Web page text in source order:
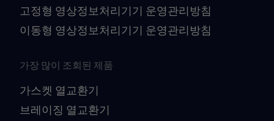
고정형 영상정보처리기기 운영관리방침
이동형 영상정보처리기기 운영관리방침
가장 많이 조회된 제품
가스켓 열교환기
브레이징 열교환기